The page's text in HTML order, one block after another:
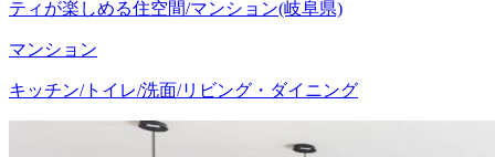
ティが楽しめる住空間/マンション(岐阜県)
マンション
キッチン/トイレ/洗面/リビング・ダイニング